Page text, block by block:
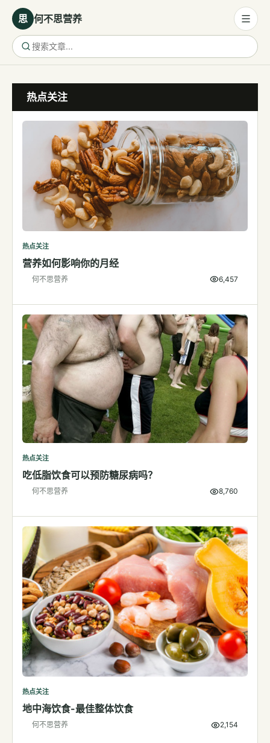
思 何不思营养
营养与饮食
保健食品
代谢健康
生殖健康
运动
睡眠
指标解读
体检与复查
医学百科
视频
视频博客
营养科普视频
热点关注
热点关注
营养如何影响你的月经
何不思营养 6,457
热点关注
吃低脂饮食可以预防糖尿病吗？
何不思营养 8,760
热点关注
地中海饮食-最佳整体饮食
何不思营养 2,154